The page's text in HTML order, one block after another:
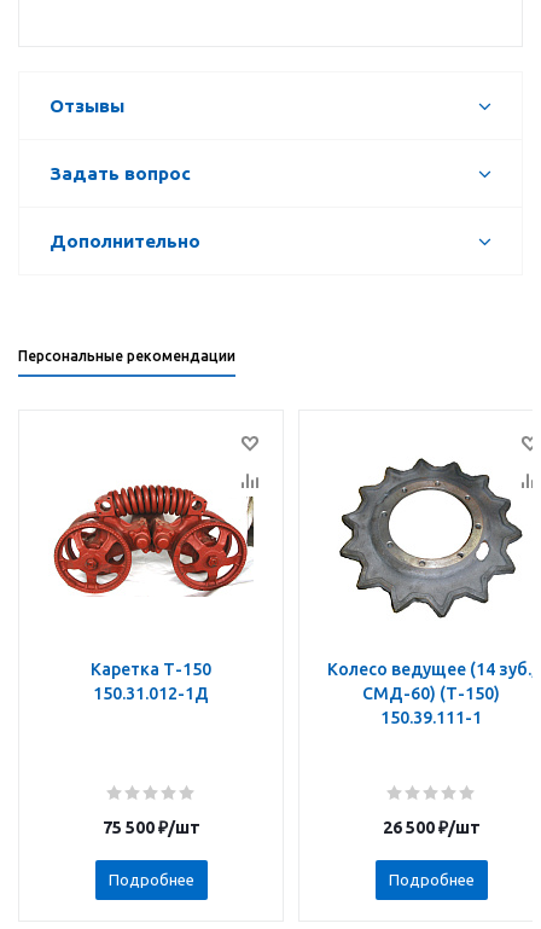
Отзывы
Задать вопрос
Дополнительно
Персональные рекомендации
Каретка Т-150
150.31.012-1Д
75 500₽/шт
Подробнее
Колесо ведущее (14 зуб.,
СМД-60) (Т-150)
150.39.111-1
26 500₽/шт
Подробнее